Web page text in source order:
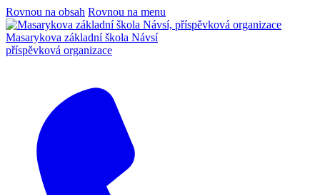
Rovnou na obsah Rovnou na menu
Masarykova základní škola Návsí
příspěvková organizace